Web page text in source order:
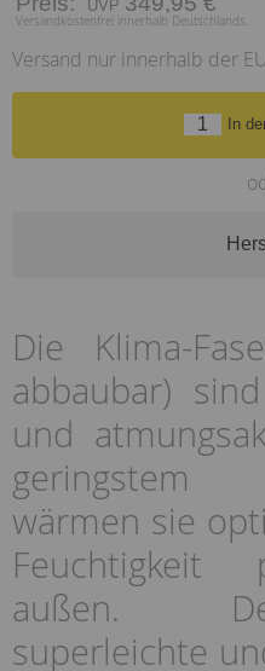
Versandkostenfrei innerhalb Deutschlands.
Versand nur innerhalb der
In
Die Klima-
abbaubar)
und
geringstem
wärmen sie
Feuchtigkeit
außen.
superleichte